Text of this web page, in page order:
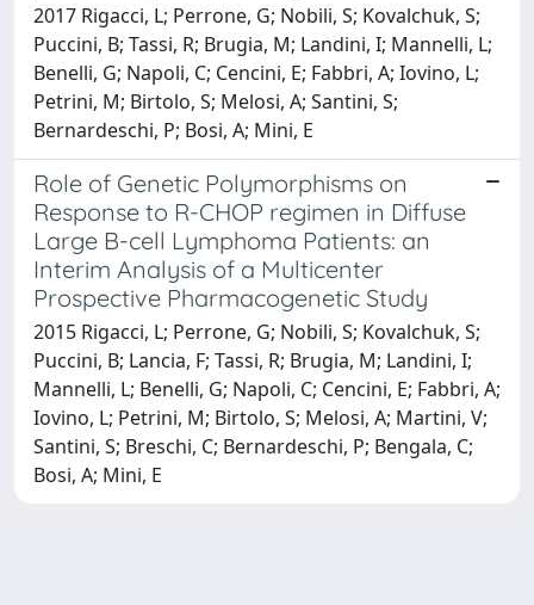
2017 Rigacci, L; Perrone, G; Nobili, S; Kovalchuk, S;
Puccini, B; Tassi, R; Brugia, M; Landini, I; Mannelli, L;
Benelli, G; Napoli, C; Cencini, E; Fabbri, A; Iovino, L;
Petrini, M; Birtolo, S; Melosi, A; Santini, S;
Bernardeschi, P; Bosi, A; Mini, E
Role of Genetic Polymorphisms on
Response to R-CHOP regimen in Diffuse
Large B-cell Lymphoma Patients: an
Interim Analysis of a Multicenter
Prospective Pharmacogenetic Study
2015 Rigacci, L; Perrone, G; Nobili, S; Kovalchuk, S;
Puccini, B; Lancia, F; Tassi, R; Brugia, M; Landini, I;
Mannelli, L; Benelli, G; Napoli, C; Cencini, E; Fabbri, A;
Iovino, L; Petrini, M; Birtolo, S; Melosi, A; Martini, V;
Santini, S; Breschi, C; Bernardeschi, P; Bengala, C;
Bosi, A; Mini, E